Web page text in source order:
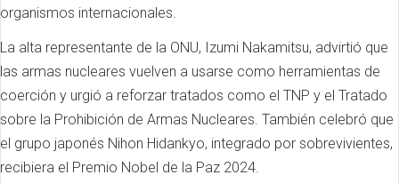
organismos internacionales.
La alta representante de la ONU, Izumi Nakamitsu, advirtió que
las armas nucleares vuelven a usarse como herramientas de
coerción y urgió a reforzar tratados como el TNP y el Tratado
sobre la Prohibición de Armas Nucleares. También celebró que
el grupo japonés Nihon Hidankyo, integrado por sobrevivientes,
recibiera el Premio Nobel de la Paz 2024.